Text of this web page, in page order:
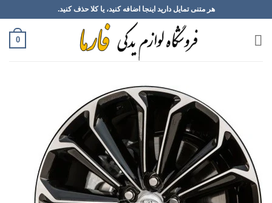
to
content
هر متنی تمایل دارید اینجا اضافه کنید، یا کلا حذف کنید.
0